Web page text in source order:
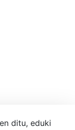
ditu, eduki